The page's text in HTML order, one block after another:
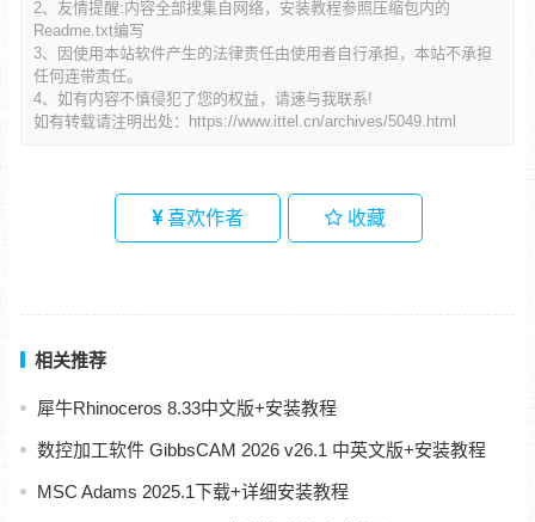
2、友情提醒:内容全部搜集自网络，安装教程参照压缩包内的
Readme.txt编写
3、因使用本站软件产生的法律责任由使用者自行承担，本站不承担
任何连带责任。
4、如有内容不慎侵犯了您的权益，请速与我联系!
如有转载请注明出处：
https://www.ittel.cn/archives/5049.html
喜欢作者 收藏
相关推荐
犀牛Rhinoceros 8.33中文版+安装教程
数控加工软件 GibbsCAM 2026 v26.1 中英文版+安装教程
MSC Adams 2025.1下载+详细安装教程